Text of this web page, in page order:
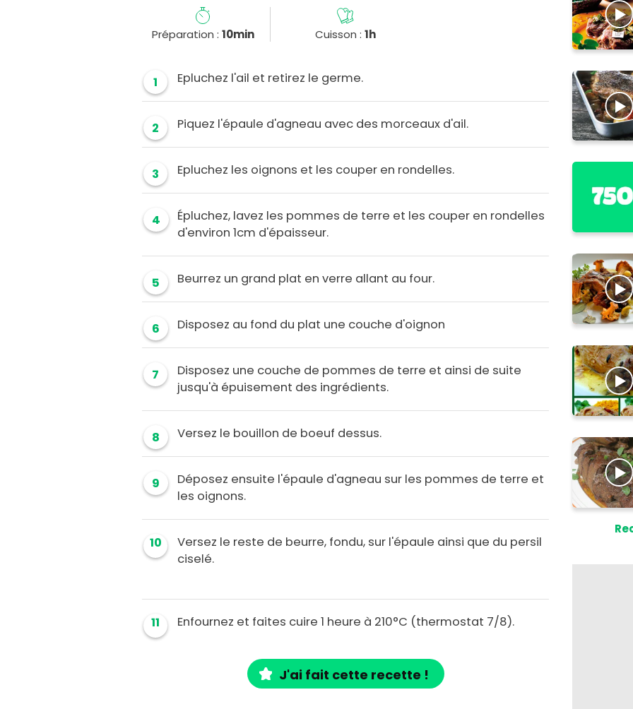
Préparation : 10min Cuisson :1h
1 Epluchez l'ail et retirez le germe.
2 Piquez l'épaule d'agneau avec des morceaux d'ail.
3 Epluchez les oignons et les couper en rondelles.
4
Épluchez, lavez les pommes de terre et les couper en rondelles
d'environ 1cm d'épaisseur.
5 Beurrez un grand plat en verre allant au four.
6 Disposez au fond du plat une couche d'oignon
7
Disposez une couche de pommes de terre et ainsi de suite
jusqu'à épuisement des ingrédients.
8 Versez le bouillon de boeuf dessus.
9
Déposez ensuite l'épaule d'agneau sur les pommes de terre et
les oignons.
10
Versez le reste de beurre, fondu, sur l'épaule ainsi que du persil
ciselé.
11 Enfournez et faites cuire 1 heure à 210°C (thermostat 7/8).
J'ai fait cette recette !